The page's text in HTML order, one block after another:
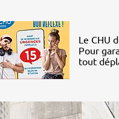
Le CHU
Pour
tout